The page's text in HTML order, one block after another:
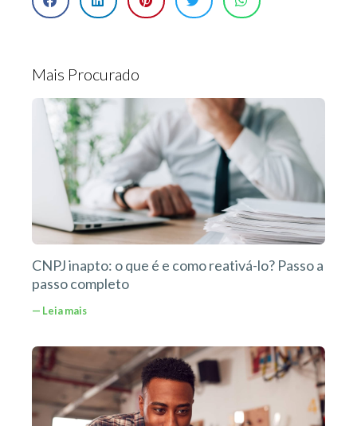
Mais Procurado
CNPJ inapto: o que é e como reativá-lo? Passo a
passo completo
— Leia mais